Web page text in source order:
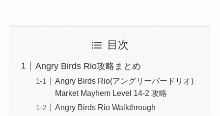
目次
Angry Birds Rio攻略まとめ
Angry Birds Rio(アングリーバードリオ)
Market Mayhem Level 14-2 攻略
Angry Birds Rio Walkthrough